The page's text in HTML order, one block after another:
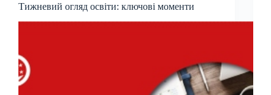
Тижневий огляд освіти: ключові моменти